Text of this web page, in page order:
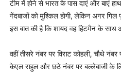
टीम में होने से भारत के पास दाएं और बाएं
गेंदबाजों को मुश्किल होगी, लेकिन अगर गिल
इस बात की है कि शायद वह हिटमैन के
वहीं तीसरे नंबर पर विराट कोहली, चौथे
केएल राहुल और छठे नंबर पर बल्लेबाजी के